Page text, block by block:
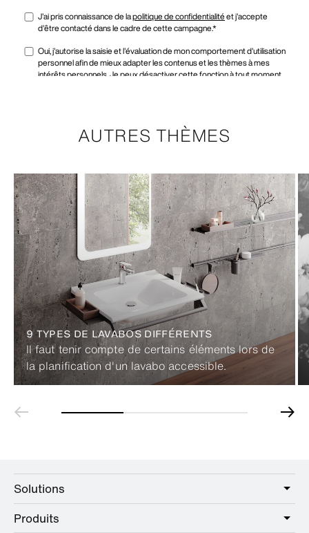
AUTRES THÈMES
9 TYPES DE LAVABOS DIFFÉRENTS
Il faut tenir compte de certains éléments lors de
la planification d'un lavabo accessible.
Solutions
Care
Produits